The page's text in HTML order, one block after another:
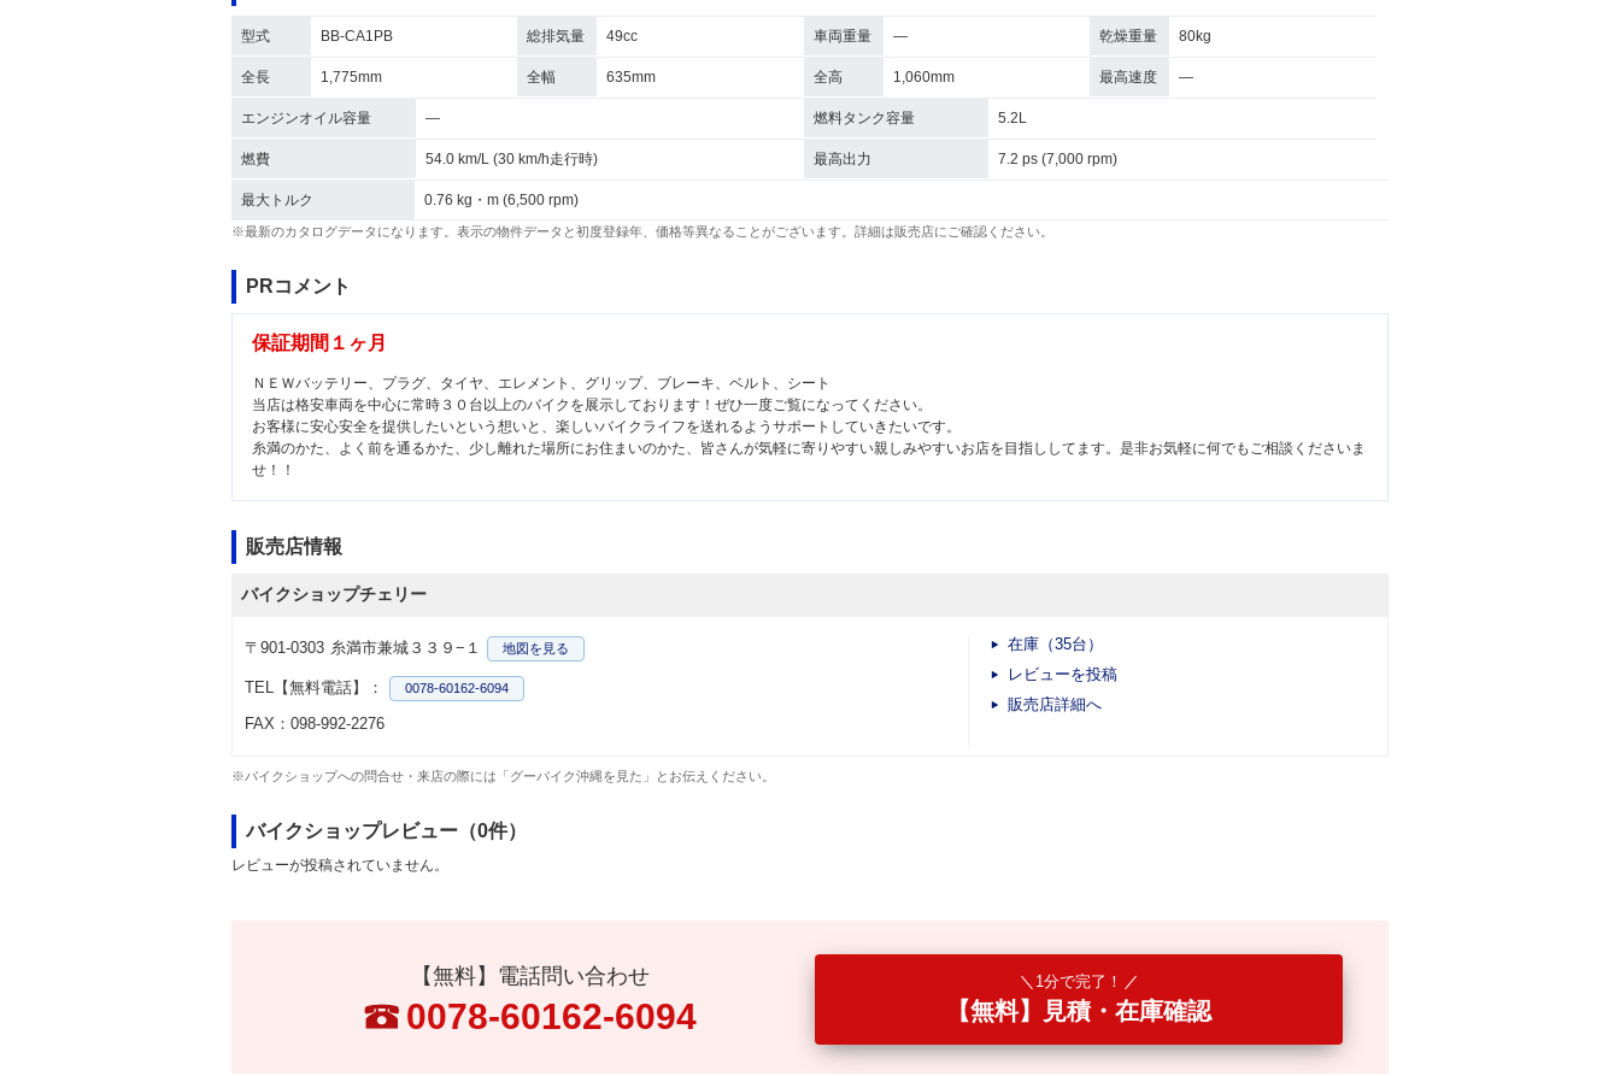
型式 BB-CA1PB 総排気量 49cc 車両重量 ― 乾燥重量 80kg
全長 1,775mm 全幅 635mm 全高 1,060mm 最高速度 ―
エンジンオイル容量 ― 燃料タンク容量 5.2L
燃費 54.0 km/L (30 km/h走行時) 最高出力 7.2 ps (7,000 rpm)
最大トルク 0.76 kg・m (6,500 rpm)
※最新のカタログデータになります。表示の物件データと初度登録年、価格等異なることがございます。詳細は販売店にご確認ください。
PRコメント
保証期間１ヶ月
ＮＥＷバッテリー、プラグ、タイヤ、エレメント、グリップ、ブレーキ、ベルト、シート
当店は格安車両を中心に常時３０台以上のバイクを展示しております！ぜひ一度ご覧になってください。
お客様に安心安全を提供したいという想いと、楽しいバイクライフを送れるようサポートしていきたいです。
糸満のかた、よく前を通るかた、少し離れた場所にお住まいのかた、皆さんが気軽に寄りやすい親しみやすいお店を目指ししてます。是非お気軽に何でもご相談くださいま
せ！！
販売店情報
バイクショップチェリー
〒901-0303 糸満市兼城３３９−１ 地図を見る
TEL【無料電話】： 0078-60162-6094
FAX：098-992-2276
在庫（35台）
レビューを投稿
販売店詳細へ
※バイクショップへの問合せ・来店の際には「グーバイク沖縄を見た」とお伝えください。
バイクショップレビュー（0件）
レビューが投稿されていません。
【無料】電話問い合わせ
0078-60162-6094
1分で完了！
【無料】見積・在庫確認